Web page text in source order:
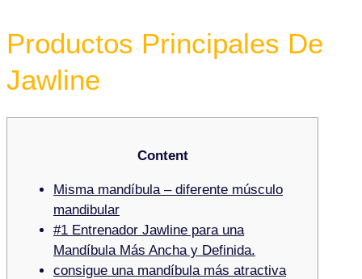
Productos Principales De
Jawline
Content
Misma mandíbula – diferente músculo
mandibular
#1 Entrenador Jawline para una
Mandíbula Más Ancha y Definida.
consigue una mandíbula más atractiva